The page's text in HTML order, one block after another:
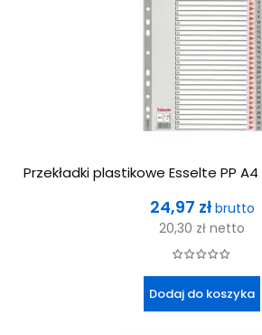
Przekładki plastikowe Esselte PP
Cena
24,97 zł brutto
20,30 zł netto
Dodaj do koszyka